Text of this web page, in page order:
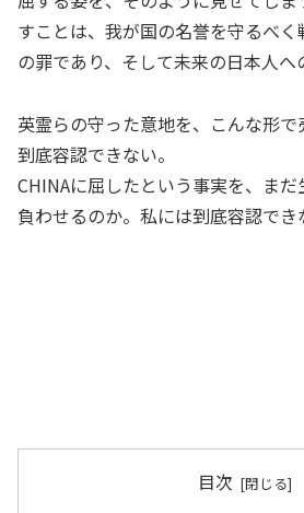
すことは、我が国の名誉を守るべ
の罪であり、そして未来の日本人へ
英霊らの守った意地を、こんな形
到底容認できない。
CHINAに屈したという事実を、ま
負わせるのか。私には到底容認でき
目次